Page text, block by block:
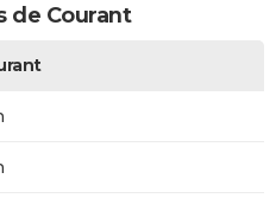
de Courant